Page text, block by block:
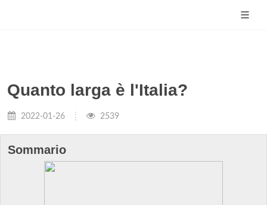
Quanto larga è l'Italia?
2022-01-26 2539
Sommario